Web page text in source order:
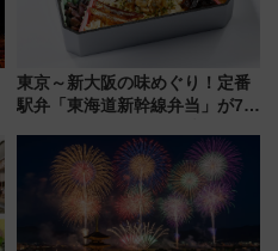
東京～新大阪の味めぐり！定番
駅弁「東海道新幹線弁当」が7月